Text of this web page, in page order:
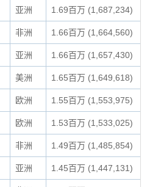
亚洲 1.69百万 (1,687,234)
非洲 1.66百万 (1,664,560)
亚洲 1.66百万 (1,657,430)
美洲 1.65百万 (1,649,618)
欧洲 1.55百万 (1,553,975)
欧洲 1.53百万 (1,533,025)
非洲 1.49百万 (1,485,854)
亚洲 1.45百万 (1,447,131)